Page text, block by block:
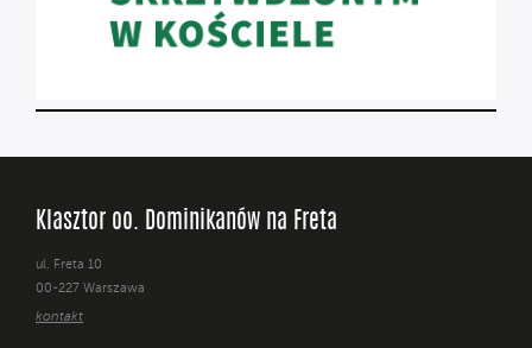
Klasztor oo. Dominikanów na Freta
ul. Freta 10
00-227 Warszawa
kontakt